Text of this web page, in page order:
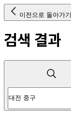
이전으로 돌아가기
검색 결과